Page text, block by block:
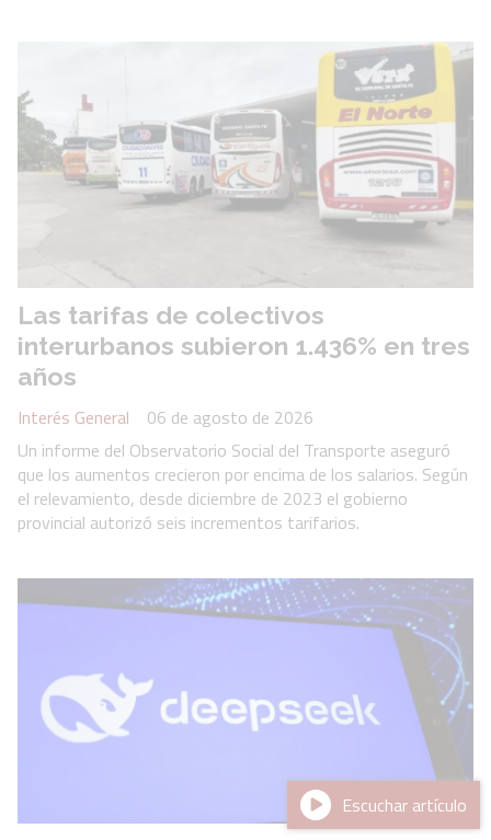
Las tarifas de colectivos
interurbanos subieron 1.436% en tres
años
Interés General
06 de agosto de 2026
Un informe del Observatorio Social del Transporte aseguró
que los aumentos crecieron por encima de los salarios. Según
el relevamiento, desde diciembre de 2023 el gobierno
provincial autorizó seis incrementos tarifarios.
Escuchar artículo